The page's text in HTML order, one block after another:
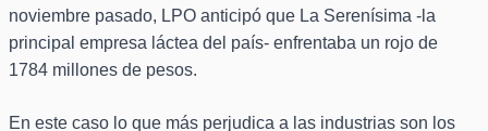
noviembre pasado, LPO anticipó que La Serenísima -la
principal empresa láctea del país- enfrentaba un rojo de
1784 millones de pesos.
En este caso lo que más perjudica a las industrias son los